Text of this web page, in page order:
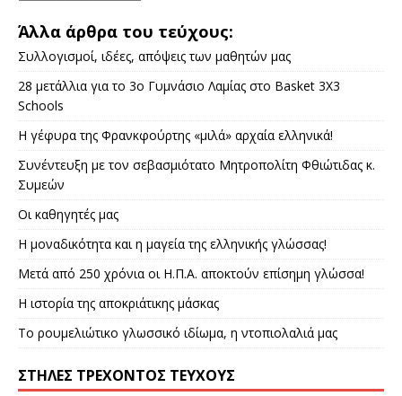
Άλλα άρθρα του τεύχους:
Συλλογισμοί, ιδέες, απόψεις των μαθητών μας
28 μετάλλια για το 3ο Γυμνάσιο Λαμίας στο Basket 3X3
Schools
Η γέφυρα της Φρανκφούρτης «μιλά» αρχαία ελληνικά!
Συνέντευξη με τον σεβασμιότατο Μητροπολίτη Φθιώτιδας κ.
Συμεών
Οι καθηγητές μας
Η μοναδικότητα και η μαγεία της ελληνικής γλώσσας!
Μετά από 250 χρόνια οι Η.Π.Α. αποκτούν επίσημη γλώσσα!
Η ιστορία της αποκριάτικης μάσκας
Το ρουμελιώτικο γλωσσικό ιδίωμα, η ντοπιολαλιά μας
ΣΤΉΛΕΣ ΤΡΈΧΟΝΤΟΣ ΤΕΎΧΟΥΣ